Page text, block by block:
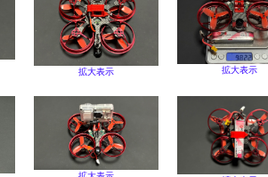
拡大表示 拡大表示